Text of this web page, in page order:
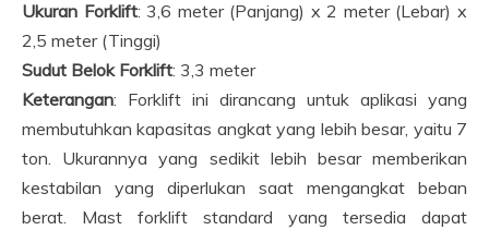
Ukuran Forklift: 3,6 meter (Panjang) x 2 meter (Lebar) x
2,5 meter (Tinggi)
Sudut Belok Forklift: 3,3 meter
Keterangan: Forklift ini dirancang untuk aplikasi yang
membutuhkan kapasitas angkat yang lebih besar, yaitu 7
ton. Ukurannya yang sedikit lebih besar memberikan
kestabilan yang diperlukan saat mengangkat beban
berat. Mast forklift standard yang tersedia dapat